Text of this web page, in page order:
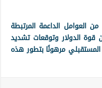
العوامل الداعمة المرتبطة
قوة الدولار وتوقعات تشديد
المستقبلي مرهونًا بتطور هذه